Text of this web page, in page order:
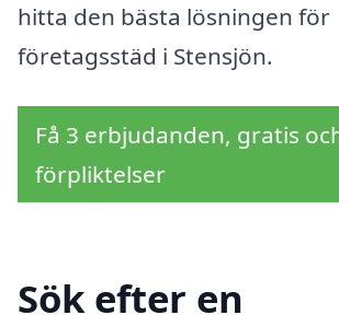
hitta den bästa lösningen för
företagsstäd i Stensjön.
Få 3 erbjudanden, gratis
förpliktelser
Sök efter en